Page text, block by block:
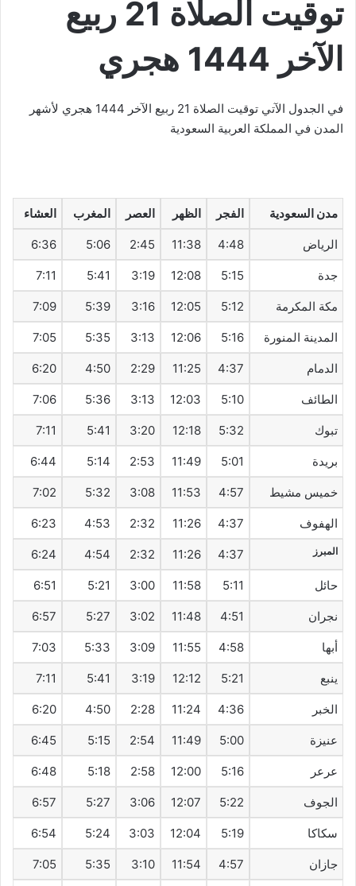
توقيت الصلاة 21 ربيع
الآخر 1444 هجري
في الجدول الآتي توقيت الصلاة 21 ربيع الآخر 1444 هجري لأشهر
المدن في المملكة العربية السعودية
مدن السعودية الفجر الظهر العصر المغرب العشاء
الرياض 4:48
11:38
2:45
5:06
6:36
جدة 5:15
12:08
3:19
5:41
7:11
مكة المكرمة 5:12
12:05
3:16
5:39
7:09
المدينة المنورة 5:16
12:06
3:13
5:35
7:05
الدمام 4:37
11:25
2:29
4:50
6:20
الطائف 5:10
12:03
3:13
5:36
7:06
تبوك 5:32
12:18
3:20
5:41
7:11
بريدة 5:01
11:49
2:53
5:14
6:44
خميس مشيط 4:57
11:53
3:08
5:32
7:02
الهفوف‎ 4:37
11:26
2:32
4:53
6:23
المبرز 4:37
11:26
2:32
4:54
6:24
حائل 5:11
11:58
3:00
5:21
6:51
نجران 4:51
11:48
3:02
5:27
6:57
أبها 4:58
11:55
3:09
5:33
7:03
ينبع 5:21
12:12
3:19
5:41
7:11
الخبر 4:36
11:24
2:28
4:50
6:20
عنيزة 5:00
11:49
2:54
5:15
6:45
عرعر 5:16
12:00
2:58
5:18
6:48
الجوف 5:22
12:07
3:06
5:27
6:57
سكاكا 5:19
12:04
3:03
5:24
6:54
جازان 4:57
11:54
3:10
5:35
7:05